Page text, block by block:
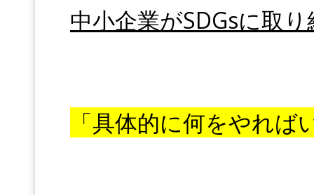
中小企業がSDGsに取
「具体的に何をやれ